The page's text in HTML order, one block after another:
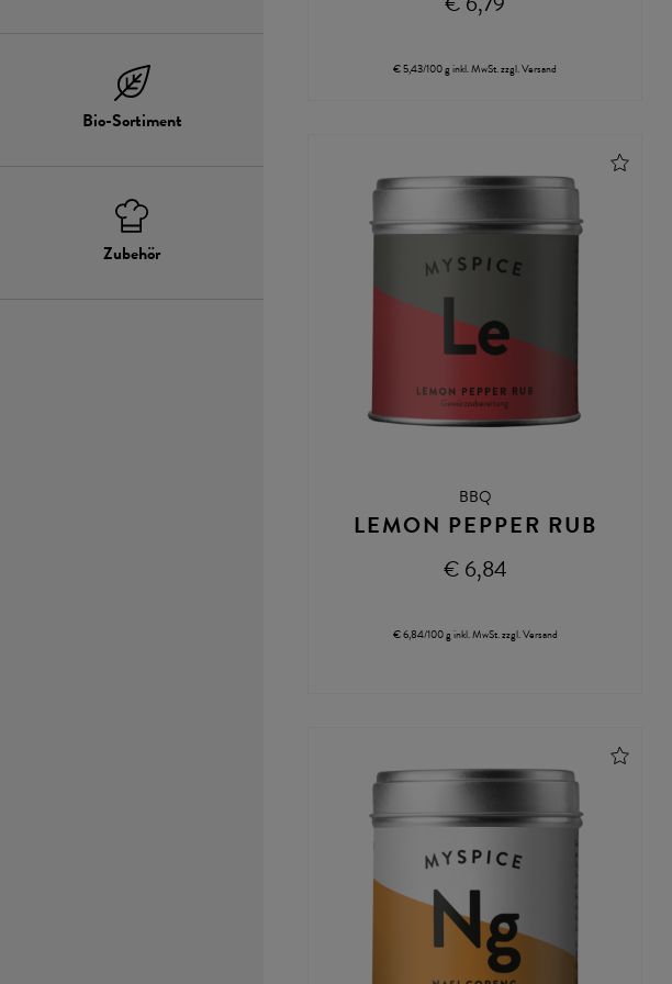
€ 5,43/100 g inkl. MwSt.zzgl.Versand
BBQ
LEMON PEPPER RUB
€ 6,84
€ 6,84/100 g inkl. MwSt.zzgl.Versand
Bio-Sortiment
Zubehör